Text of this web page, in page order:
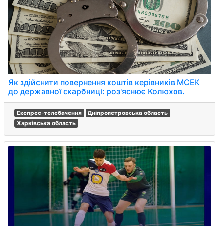
Як здійснити повернення коштів керівників МСЕК
до державної скарбниці: роз'яснює Колюхов.
Експрес-телебачення
Дніпропетровська область
Харківська область